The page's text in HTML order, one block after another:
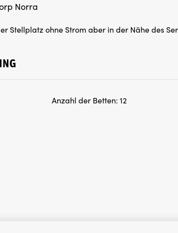
Norra
Stellplatz ohne Strom aber in der Nähe des
Anzahl der Betten: 12